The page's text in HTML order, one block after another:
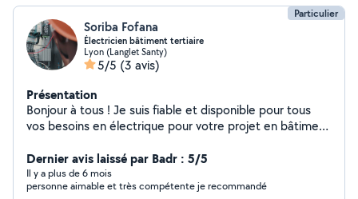
Particulier
Soriba Fofana
Électricien bâtiment tertiaire
Lyon (Langlet Santy)
5/5 (3 avis)
Présentation
Bonjour à tous ! Je suis fiable et disponible pour tous
vos besoins en électrique pour votre projet en bâtiment
exhaustive de mes services : - Nouvelles installations :
de la préparation du chantier à la livraison du chantier, je
m'occupe de tout pour votre nouvelle installation
Dernier avis laissé par Badr : 5/5
Il y a plus de 6 mois
personne aimable et très compétente je recommandé